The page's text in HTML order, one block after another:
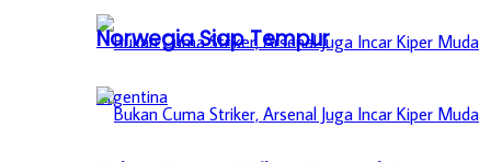
Norwegia Siap Tempur